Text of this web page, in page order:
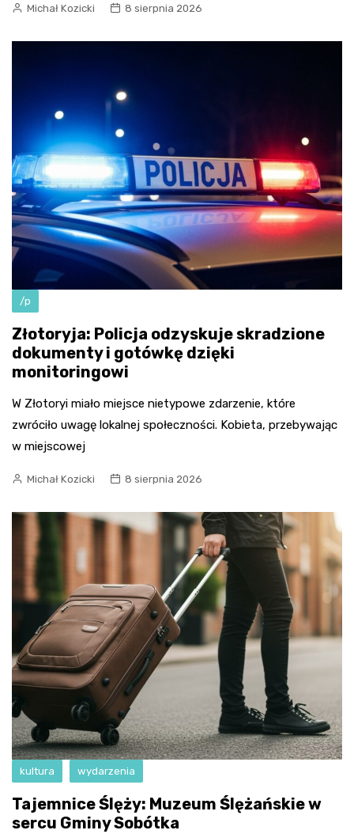
Michał Kozicki 8 sierpnia 2026
/p
Złotoryja: Policja odzyskuje skradzione
dokumenty i gotówkę dzięki
monitoringowi
W Złotoryi miało miejsce nietypowe zdarzenie, które
zwróciło uwagę lokalnej społeczności. Kobieta, przebywając
w miejscowej
Michał Kozicki 8 sierpnia 2026
kultura wydarzenia
Tajemnice Ślęży: Muzeum Ślężańskie w
sercu Gminy Sobótka